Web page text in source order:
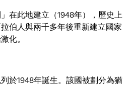
在此地建立（1948年），歷史上
伯人與兩千多年後重新建立國家
化。
於1948年誕生。該國被劃分為猶